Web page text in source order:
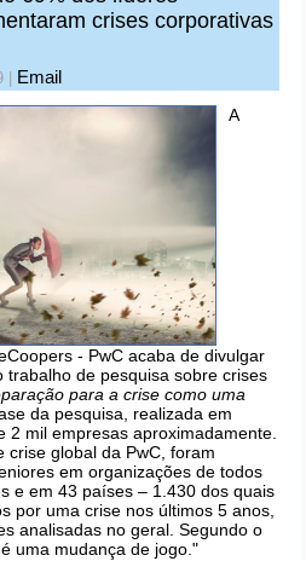
crises corporativas
Email
A
- PwC acaba de divulgar
trabalho de pesquisa sobre crises
para a crise como uma
da pesquisa, realizada em
2 mil empresas aproximadamente.
crise global da PwC, foram
em organizações de todos
e em 43 países – 1.430 dos quais
por uma crise nos últimos 5 anos,
analisadas no geral. Segundo o
uma mudança de jogo."